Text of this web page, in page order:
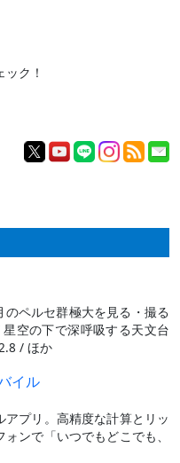
ク！
のペルセ群極大を見る・撮る
空の下で深呼吸する天文台
/ ほか
イル
プリ。高精度な計算とリッ
ンで「いつでもどこでも、